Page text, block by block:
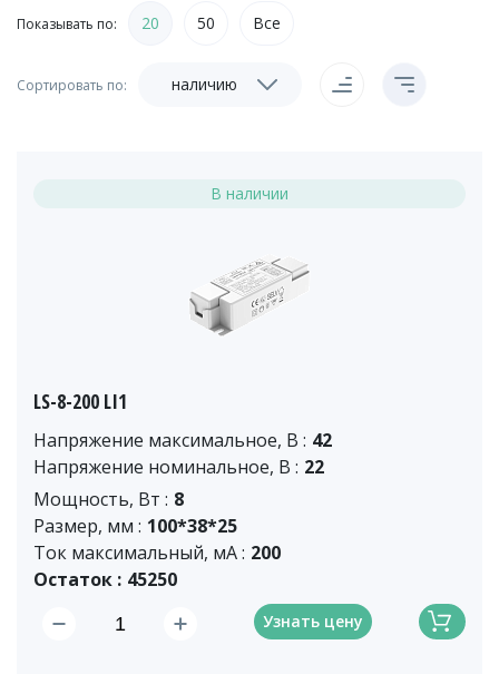
Показывать по: 20 50 Все
Сортировать по: наличию
В наличии
LS-8-200 LI1
Напряжение максимальное, В : 42
Напряжение номинальное, В : 22
Мощность, Вт : 8
Размер, мм : 100*38*25
Ток максимальный, мА : 200
Остаток : 45250
Узнать цену